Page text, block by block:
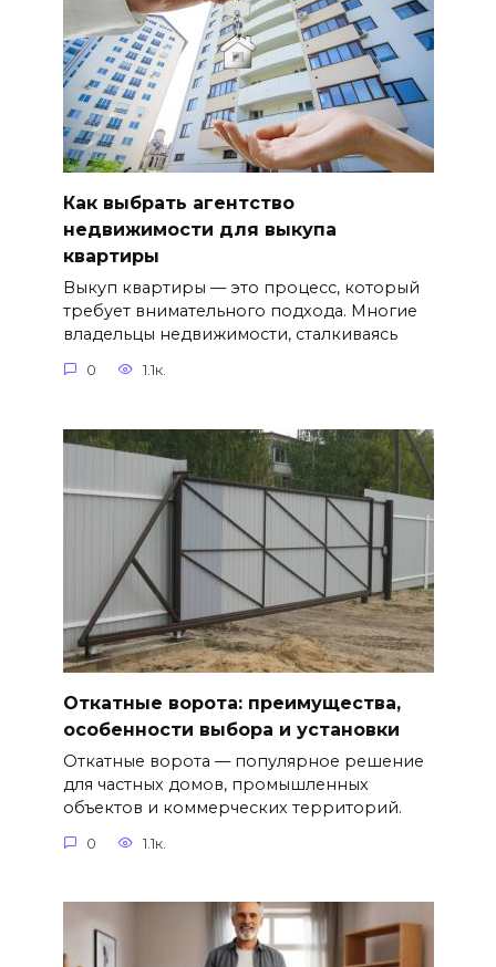
Как выбрать агентство
недвижимости для выкупа
квартиры
Выкуп квартиры — это процесс, который
требует внимательного подхода. Многие
владельцы недвижимости, сталкиваясь
0 1.1к.
Откатные ворота: преимущества,
особенности выбора и установки
Откатные ворота — популярное решение
для частных домов, промышленных
объектов и коммерческих территорий.
0 1.1к.